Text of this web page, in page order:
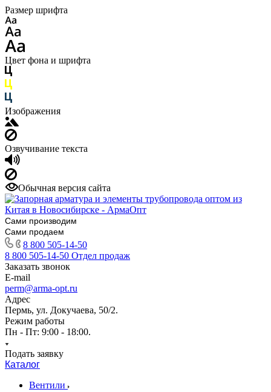
Размер шрифта
Цвет фона и шрифта
Изображения
Озвучивание текста
Обычная версия сайта
Сами производим
Сами продаем
8 800 505-14-50
8 800 505-14-50 Отдел продаж
Заказать звонок
E-mail
perm@arma-opt.ru
Адрес
Пермь, ул. Докучаева, 50/2.
Режим работы
Пн - Пт: 9:00 - 18:00.
Подать заявку
Каталог
Вентили